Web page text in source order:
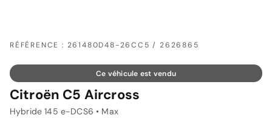
RÉFÉRENCE : 261480D48-26CC5 / 2626865
Ce véhicule est vendu
Citroën C5 Aircross
Hybride 145 e-DCS6 • Max